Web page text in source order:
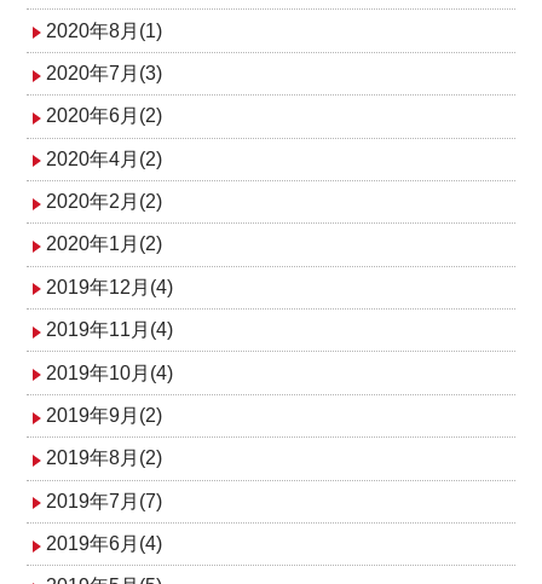
2020年8月(1)
2020年7月(3)
2020年6月(2)
2020年4月(2)
2020年2月(2)
2020年1月(2)
2019年12月(4)
2019年11月(4)
2019年10月(4)
2019年9月(2)
2019年8月(2)
2019年7月(7)
2019年6月(4)